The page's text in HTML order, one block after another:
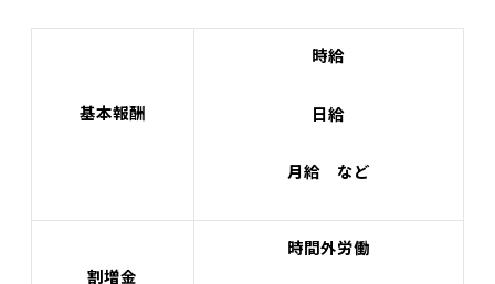
基本報酬
時給
日給
月給 など
割増金
時間外労働